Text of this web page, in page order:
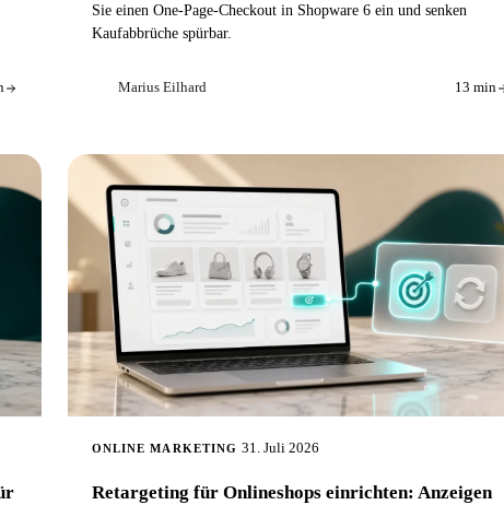
Sie einen One-Page-Checkout in Shopware 6 ein und senken
Kaufabbrüche spürbar.
Marius Eilhard 13 min
ONLINE MARKETING 31. Juli 2026
Retargeting für Onlineshops einrichten: Anzeigen